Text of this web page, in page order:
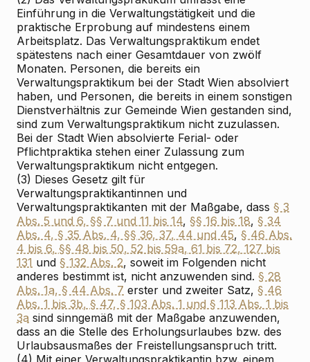
Einführung in die Verwaltungstätigkeit und die
praktische Erprobung auf mindestens einem
Arbeitsplatz. Das Verwaltungspraktikum endet
spätestens nach einer Gesamtdauer von zwölf
Monaten. Personen, die bereits ein
Verwaltungspraktikum bei der Stadt Wien absolviert
haben, und Personen, die bereits in einem sonstigen
Dienstverhältnis zur Gemeinde Wien gestanden sind,
sind zum Verwaltungspraktikum nicht zuzulassen.
Bei der Stadt Wien absolvierte Ferial- oder
Pflichtpraktika stehen einer Zulassung zum
Verwaltungspraktikum nicht entgegen.
(3) Dieses Gesetz gilt für
Verwaltungspraktikantinnen und
Verwaltungspraktikanten mit der Maßgabe, dass § 3
Abs. 5 und 6, §§ 7 und 11 bis 14, §§ 16 bis 18, § 34
Abs. 4, § 35 Abs. 4, §§ 36, 37, 44 und 45, § 46 Abs.
4 bis 6, §§ 48 bis 50, 52 bis 59a, 61 bis 72, 127 bis
131 und § 132 Abs. 2, soweit im Folgenden nicht
anderes bestimmt ist, nicht anzuwenden sind. § 28
Abs. 1a, § 44 Abs. 7 erster und zweiter Satz, § 46
Abs. 1 bis 3b, § 47, § 103 Abs. 1 und § 113 Abs. 1 bis
3a sind sinngemäß mit der Maßgabe anzuwenden,
dass an die Stelle des Erholungsurlaubes bzw. des
Urlaubsausmaßes der Freistellungsanspruch tritt.
(4) Mit einer Verwaltungspraktikantin bzw. einem